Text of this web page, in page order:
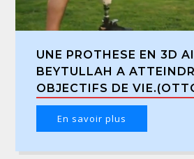
UNE PROTHESE EN 3D
BEYTULLAH A
OBJECTIFS DE
En savoir plus